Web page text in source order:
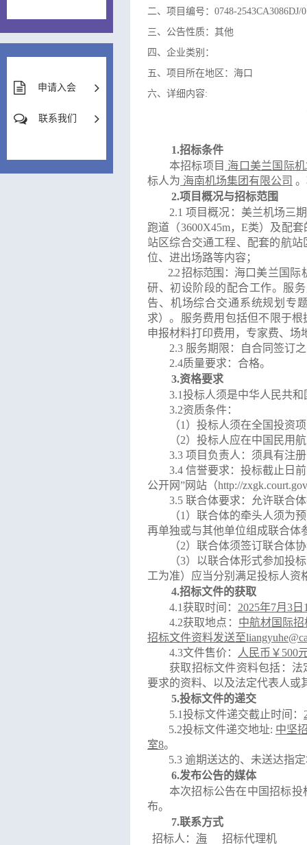
申请入会
联系我们
二、项目编号：0748-2543CA3086DJ/
三、公告性质：其他
四、企业类别：
五、项目所在地区：海口
六、详细内容:
1.招标条件
本招标项目 海口美兰国际
标人为 海南机场集团有限公司
2.项目概况与招标范围
2.1 项目概况 ：美兰机场三
跑道（3600X45m，E类）及配
站区综合交通工程、配套的航
位、进出场路等内容；
2.2 招标范围： 海口美兰国际
研、初设阶段的配合工作。服
告、机场综合交通系统规划专
求）。服务费用包括但不限于
申报材料打印费用，专家费、场
2.3 服务期限：自合同签订
2.4质量要求：合格。
3.资格要求
3.1投标人须是中华人民共
3.2资质条件：
（1）投标人须在全国投资
（2）投标人应在中国民用
3.3 项目负责人：须具有注
3.4 信誉要求：投标截止日
公开网”网站（http://
3.5 联合体要求：允许联合
（1）联合体的牵头人须为
再单独或与其他单位组成联合体
（2）联合体须签订联合体
（3）以联合体形式参加投
工为准）应当分别满足投标人资
4.招标文件的获取
4.1获取时间： 2025年7月 3 日
4.2获取地点： 中航材国际
招标文件资料发送至
4.3文件售价：
人民币￥ 500
获取招标文件资料包括：
要求的资料、以及法定代表人或
5.投标文件的递交
5.1投标文件递交截止时间：
5.2投标文件递交地址: 中坚
室8。
5.3 逾期送达的、未送达指
6.发布公告的媒体
本次招标公告在中国招标投
布。
7.联系方式
招标人： 海
招标代理机